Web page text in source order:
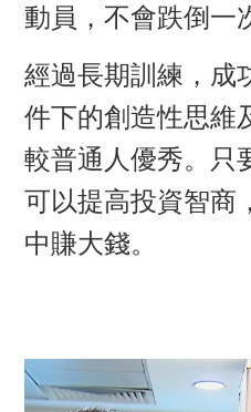
動員，不會跌倒一
經過長期訓練，成
件下的創造性思維
較普通人優秀。只
可以提高投資智商
中賺大錢。